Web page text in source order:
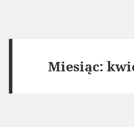
Miesiąc: